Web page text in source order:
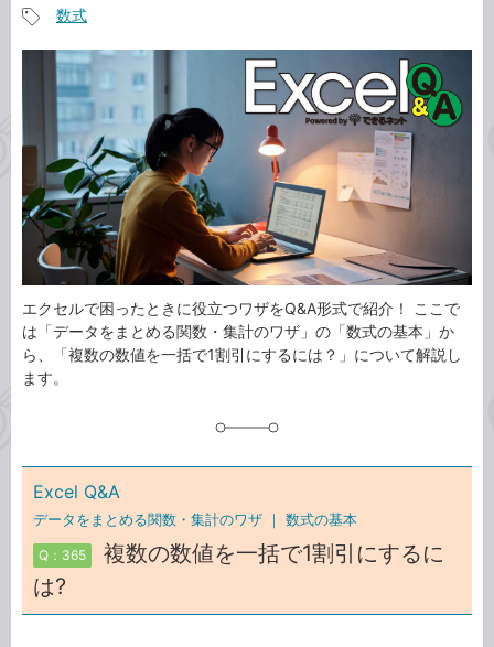
事
カ
テ
事
タ
数式
エクセルで困ったときに役立つワザをQ&A形式で紹介！ ここで
は「データをまとめる関数・集計のワザ」の「数式の基本」か
ら、「複数の数値を一括で1割引にするには？」について解説し
ます。
Excel Q&A
データをまとめる関数・集計のワザ ｜ 数式の基本
Q：365
複数の数値を一括で1割引にするに
は?